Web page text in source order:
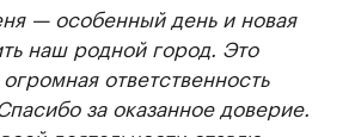
бизнеса на РБК
и развивайте личные
Крупнейшие
продавцы
Ознакомьтесь с
— особенный день и новая
наш родной город. Это
ответственность
за оказанное доверие.